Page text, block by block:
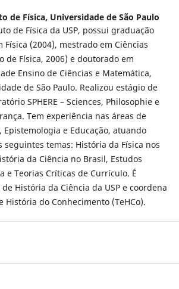
de Física, Universidade de São Paulo
de Física da USP, possui graduação
Física (2004), mestrado em Ciências
de Física, 2006) e doutorado em
Ensino de Ciências e Matemática,
de São Paulo. Realizou estágio de
SPHERE – Sciences, Philosophie e
Tem experiência nas áreas de
Epistemologia e Educação, atuando
temas: História da Física nos
da Ciência no Brasil, Estudos
e Teorias Críticas de Currículo. É
História da Ciência da USP e coordena
História do Conhecimento (TeHCo).